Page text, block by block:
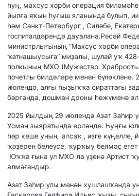
һуң, махсус хәрби операция
йылға яҡын һуғыш яланында булып,
һәм Санкт-Петербург , Силәбе,
госпиталдәрендә дауалана.Рәсәй
министрлығының “Махсус хәрби
ҡатнашыусыға” миҙалы, шулай уҡ
полкының МХО (Мужество.
почетлы билдәләре менән бүләкләнә.
июлендә, алғы һыҙыҡҡа сираттағы
барғанда, дошман дроны һөжүменә
2025 йылдың 29 июлендә Азат Заһир
Усман зыяратында ерләнде. Һуңғы
һәр кеше уның алсаҡ , изге күңелле,
ҡәҙерен белеүсе, ҡурҡыу белмәҫ
Юҡҡа ғына ул МХО ла үҙенә Артист
алмағандыр.
Азат Заһир улы менән хушлашҡанда